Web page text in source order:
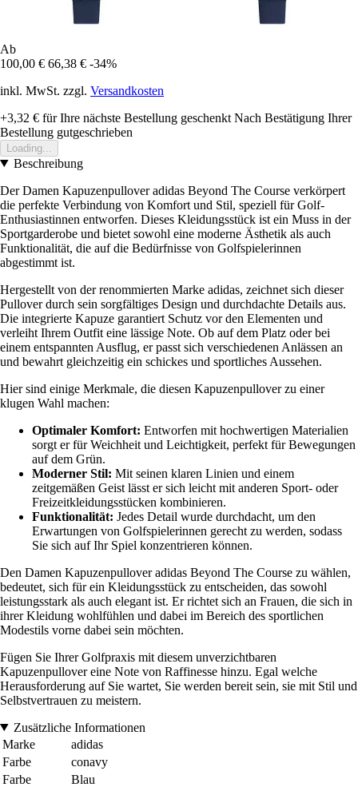
Ab
100,00 € 66,38 € -34%
inkl. MwSt. zzgl. Versandkosten
+3,32 € für Ihre nächste Bestellung geschenkt Nach Bestätigung Ihrer
Bestellung gutgeschrieben
Loading...
Beschreibung
Der Damen Kapuzenpullover adidas Beyond The Course verkörpert
die perfekte Verbindung von Komfort und Stil, speziell für Golf-
Enthusiastinnen entworfen. Dieses Kleidungsstück ist ein Muss in der
Sportgarderobe und bietet sowohl eine moderne Ästhetik als auch
Funktionalität, die auf die Bedürfnisse von Golfspielerinnen
abgestimmt ist.
Hergestellt von der renommierten Marke adidas, zeichnet sich dieser
Pullover durch sein sorgfältiges Design und durchdachte Details aus.
Die integrierte Kapuze garantiert Schutz vor den Elementen und
verleiht Ihrem Outfit eine lässige Note. Ob auf dem Platz oder bei
einem entspannten Ausflug, er passt sich verschiedenen Anlässen an
und bewahrt gleichzeitig ein schickes und sportliches Aussehen.
Hier sind einige Merkmale, die diesen Kapuzenpullover zu einer
klugen Wahl machen:
Optimaler Komfort: Entworfen mit hochwertigen Materialien
sorgt er für Weichheit und Leichtigkeit, perfekt für Bewegungen
auf dem Grün.
Moderner Stil: Mit seinen klaren Linien und einem
zeitgemäßen Geist lässt er sich leicht mit anderen Sport- oder
Freizeitkleidungsstücken kombinieren.
Funktionalität: Jedes Detail wurde durchdacht, um den
Erwartungen von Golfspielerinnen gerecht zu werden, sodass
Sie sich auf Ihr Spiel konzentrieren können.
Den Damen Kapuzenpullover adidas Beyond The Course zu wählen,
bedeutet, sich für ein Kleidungsstück zu entscheiden, das sowohl
leistungsstark als auch elegant ist. Er richtet sich an Frauen, die sich in
ihrer Kleidung wohlfühlen und dabei im Bereich des sportlichen
Modestils vorne dabei sein möchten.
Fügen Sie Ihrer Golfpraxis mit diesem unverzichtbaren
Kapuzenpullover eine Note von Raffinesse hinzu. Egal welche
Herausforderung auf Sie wartet, Sie werden bereit sein, sie mit Stil und
Selbstvertrauen zu meistern.
Zusätzliche Informationen
Marke
adidas
Farbe
conavy
Farbe
Blau